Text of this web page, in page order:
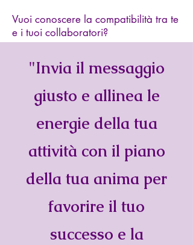
Vuoi conoscere la compatibilità tra te
e i tuoi collaboratori?
"Invia il messaggio
giusto e allinea le
energie della tua
attività con il piano
della tua anima per
favorire il tuo
successo e la